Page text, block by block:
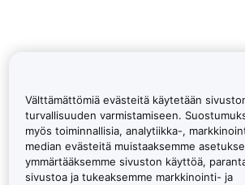
Välttämättömiä evästeitä käytetään
turvallisuuden varmistamiseen.
myös toiminnallisia, analytiikka-,
median evästeitä muistaaksemme
ymmärtääksemme sivuston käyttöä,
sivustoa ja tukeaksemme markkinointi- ja